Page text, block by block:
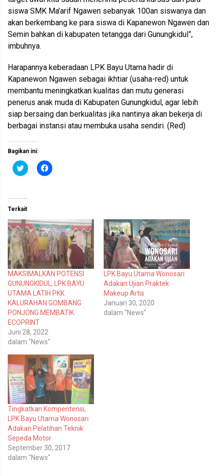
siswa SMK Ma’arif Ngawen sebanyak 100an siswanya dan
akan berkembang ke para siswa di Kapanewon Ngawen dan
Semin bahkan di kabupaten tetangga dari Gunungkidul”,
imbuhnya.
Harapannya keberadaan LPK Bayu Utama hadir di
Kapanewon Ngawen sebagai ikhtiar (usaha-red) untuk
membantu meningkatkan kualitas dan mutu generasi
penerus anak muda di Kabupaten Gunungkidul, agar lebih
siap bersaing dan berkualitas jika nantinya akan bekerja di
berbagai instansi atau membuka usaha sendiri. (Red)
Bagikan ini:
K
l
n
t
u
k
b
e
r
b
a
g
i
p
a
d
a
T
w
i
t
t
e
r
(
M
m
b
k
a
d
i
j
e
n
d
e
l
a
y
a
n
K
l
m
e
m
b
a
g
k
a
d
i
F
a
c
o
M
m
b
u
k
d
i
j
e
n
d
e
l
a
y
Terkait
MAKSIMALKAN POTENSI
GUNUNGKIDUL, LPK BAYU
UTAMA LATIH PKK
KALURAHAN GOMBANG
PONJONG MEMBATIK
ECOPRINT
Juni 28, 2022
dalam "News"
LPK Bayu Utama Wonosari
Adakan Ujian Praktek
Makeup Artis
Januari 30, 2020
dalam "News"
Tingkatkan Kompentensi,
LPK Bayu Utama Wonosari
Adakan Pelatihan Teknik
Sepeda Motor
September 30, 2017
dalam "News"